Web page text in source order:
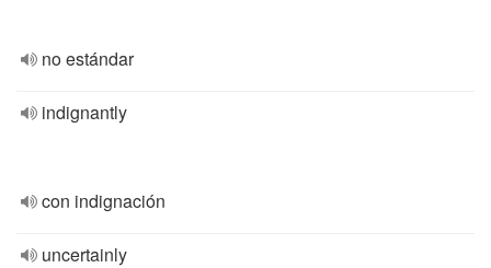
no estándar
indignantly
con indignación
uncertainly